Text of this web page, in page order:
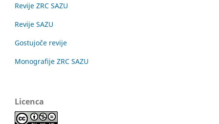
Revije ZRC SAZU
Revije SAZU
Gostujoče revije
Monografije ZRC SAZU
Licenca